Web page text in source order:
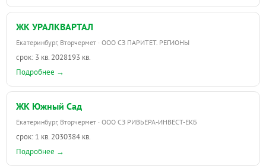
ЖК УРАЛКВАРТАЛ
Екатеринбург, Вторчермет · ООО СЗ ПАРИТЕТ. РЕГИОНЫ
срок: 3 кв. 2028193 кв.
Подробнее →
ЖК Южный Сад
Екатеринбург, Вторчермет · ООО СЗ РИВЬЕРА-ИНВЕСТ-ЕКБ
срок: 1 кв. 2030384 кв.
Подробнее →